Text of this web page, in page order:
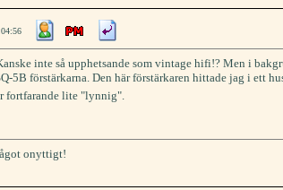
inte så upphetsande som vintage hifi!? Men i
5B förstärkarna. Den här förstärkaren hittade jag i ett
fortfarande lite "lynnig".
onyttigt!